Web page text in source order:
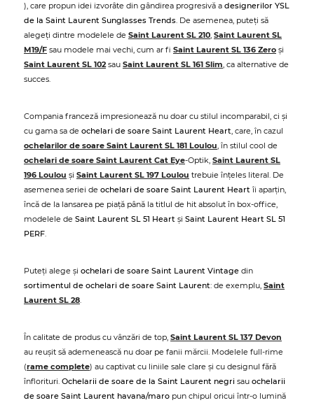
), care propun idei izvorâte din gândirea progresivă a designerilor YSL
de la Saint Laurent Sunglasses Trends. De asemenea, puteți să
alegeți dintre modelele de Saint Laurent SL 210, Saint Laurent SL
M19/F sau modele mai vechi, cum ar fi Saint Laurent SL 136 Zero și
Saint Laurent SL 102sau Saint Laurent SL 161 Slim, ca alternative de
succes.
Compania franceză impresionează nu doar cu stilul incomparabil, ci și
cu gama sa de ochelari de soare Saint Laurent Heart, care, în cazul
ochelarilor de soare Saint Laurent SL 181 Loulou, în stilul cool de
ochelari de soare Saint Laurent Cat Eye-Optik, Saint Laurent SL
196 Loulou și Saint Laurent SL 197 Loulou trebuie înțeles literal. De
asemenea seriei de ochelari de soare Saint Laurent Heart îi aparțin,
încă de la lansarea pe piață până la titlul de hit absolut în box-office,
modelele de Saint Laurent SL 51 Heart și Saint Laurent Heart SL 51
PERF.
Puteți alege și ochelari de soare Saint Laurent Vintage din
sortimentul de ochelari de soare Saint Laurent: de exemplu, Saint
Laurent SL 28.
În calitate de produs cu vânzări de top, Saint Laurent SL 137 Devon
au reușit să ademenească nu doar pe fanii mărcii. Modelele full-rime
(rame complete) au captivat cu liniile sale clare și cu designul fără
înflorituri. Ochelarii de soare de la Saint Laurent negri sau ochelarii
de soare Saint Laurent havana/maro pun chipul oricui într-o lumină